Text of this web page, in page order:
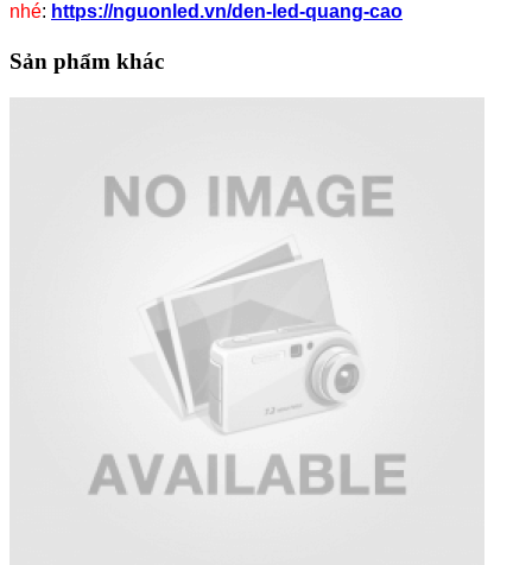
nhé: https://nguonled.vn/den-led-quang-cao
Sản phẩm khác